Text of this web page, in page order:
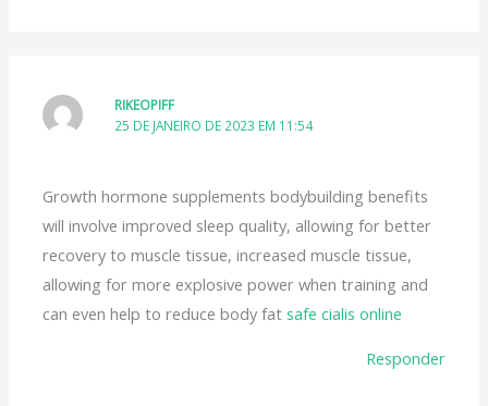
RIKEOPIFF
25 DE JANEIRO DE 2023 EM 11:54
Growth hormone supplements bodybuilding benefits
will involve improved sleep quality, allowing for better
recovery to muscle tissue, increased muscle tissue,
allowing for more explosive power when training and
can even help to reduce body fatsafe cialis online
Responder